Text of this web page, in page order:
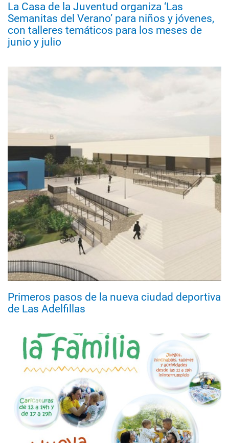
La Casa de la Juventud organiza ‘Las
Semanitas del Verano’ para niños y jóvenes,
con talleres temáticos para los meses de
junio y julio
Primeros pasos de la nueva ciudad deportiva
de Las Adelfillas